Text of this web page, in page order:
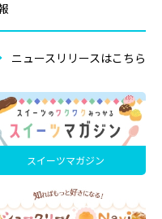
ニュースリリースはこちら
スイーツマガジン